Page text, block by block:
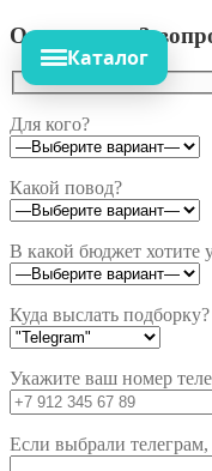
Ответьте на 3
Для кого?
Какой повод?
В какой бюджет хотите
Куда выслать подборку?
Укажите ваш номер
Если выбрали
Каталог